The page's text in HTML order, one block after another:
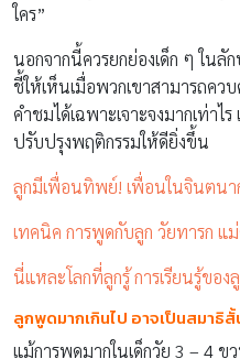
ใคร”
นอกจากนี้ควรยกย่องเด็ก ๆ ใน
ชี้ให้เห็นเมื่อพวกเขาสามารถคว
คำชมได้เฉพาะเจาะจงมากเท่าไ
ปรับปรุงพฤติกรรมให้ดียิ่งขึ้น
ลูกมีเพื่อนทิพย์! เพื่อนในจินตน
เทคนิค การพูดกับลูก วัยทารก แ
นี่แหละโลกที่ลูกรู้ การเรียนรู้ของ
ลูกพูดมากเกินไป อาจเป็นสมาธิสั้
แม้การพูดมากในเด็กวัย 3 – 4